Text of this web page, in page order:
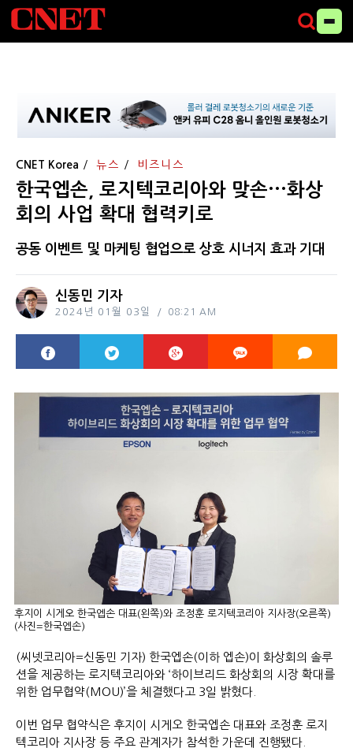
CNET Korea 뉴스 비즈니스
한국엡손, 로지텍코리아와 맞손···화상
회의 사업 확대 협력키로
공동 이벤트 및 마케팅 협업으로 상호 시너지 효과 기대
신동민 기자
2024년 01월 03일 08:21 AM
후지이 시게오 한국엡손 대표(왼쪽)와 조정훈 로지텍코리아 지사장(오른쪽)
(사진=한국엡손)
(씨넷코리아=신동민 기자) 한국엡손(이하 엡손)이 화상회의 솔루
션을 제공하는 로지텍코리아와 ‘하이브리드 화상회의 시장 확대를
위한 업무협약(MOU)’을 체결했다고 3일 밝혔다.
이번 업무 협약식은 후지이 시게오 한국엡손 대표와 조정훈 로지
텍코리아 지사장 등 주요 관계자가 참석한 가운데 진행됐다.